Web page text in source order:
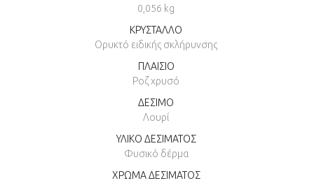
0,056 kg
ΚΡΥΣΤΑΛΛΟ
Ορυκτό ειδικής σκλήρυνσης
ΠΛΑΙΣΙΟ
Ροζ χρυσό
ΔΕΣΙΜΟ
Λουρί
ΥΛΙΚΟ ΔΕΣΙΜΑΤΟΣ
Φυσικό δέρμα
ΧΡΩΜΑ ΔΕΣΙΜΑΤΟΣ